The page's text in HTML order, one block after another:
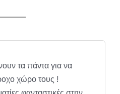
τα πάντα για να
χώρο τους !